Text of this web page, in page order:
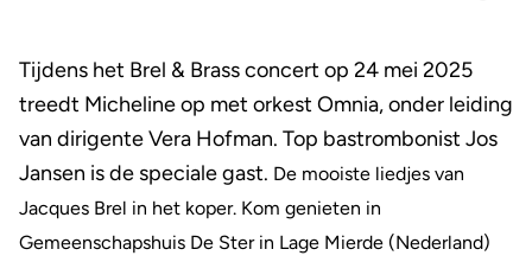
Tijdens het Brel & Brass concert op 24 mei 2025
treedt Micheline op met orkest Omnia, onder leiding
van dirigente Vera Hofman. Top bastrombonist Jos
Jansen is de speciale gast. De mooiste liedjes van
Jacques Brel in het koper. Kom genieten in
Gemeenschapshuis De Ster in Lage Mierde (Nederland)